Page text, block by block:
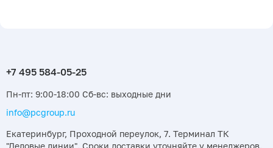
Пн-пт: 9:00-18:00 Сб-вс: выходные дни
info@pcgroup.ru
Екатеринбург, Проходной переулок, 7. Терминал ТК